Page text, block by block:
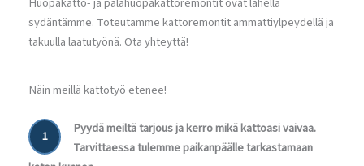
sydäntämme. Toteutamme kattoremontit ammattiylpeydellä ja
takuulla laatutyönä. Ota yhteyttä!
Näin meillä kattotyö etenee!
1
Pyydä meiltä tarjous ja kerro mikä kattoasi vaivaa.
Tarvittaessa tulemme paikanpäälle tarkastamaan